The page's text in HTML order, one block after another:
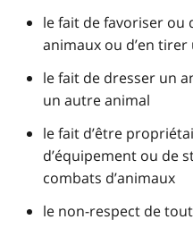
le fait de favoriser ou
animaux ou d’en
le fait de dresser un
un autre animal
le fait d’être
d’équipement ou de
combats d’animaux
le non-respect de